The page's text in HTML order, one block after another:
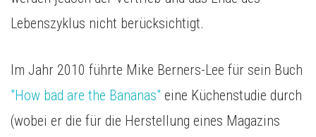
Lebenszyklus nicht berücksichtigt.
Im Jahr 2010 führte Mike Berners-Lee für sein Buch
"How bad are the Bananas" eine Küchenstudie durch
(wobei er die für die Herstellung eines Magazins